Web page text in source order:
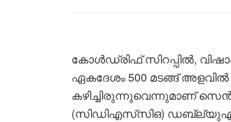
കോൾഡ്രിഫ് സിറപ്പിൽ,
ഏകദേശം 500 മടങ്ങ്
കഴിച്ചിരുന്നുവെന്നുമാണ്
(സിഡിഎസ്‌സിഒ)